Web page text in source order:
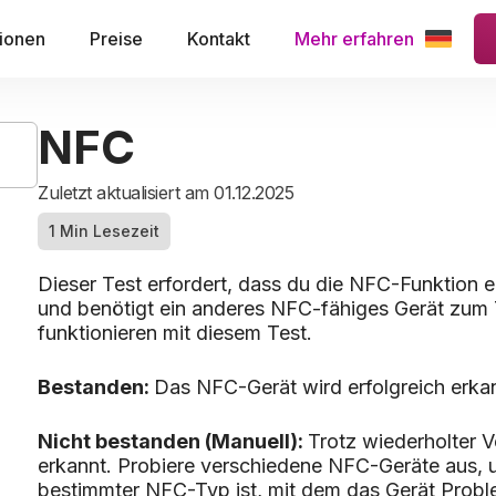
Preise Kontakt Mehr erfahren
NFC
Zuletzt aktualisiert am 01.12.2025
1 Min Lesezeit
Dieser Test erfordert, dass du die NFC-Funktion
und benötigt ein anderes NFC-fähiges Gerät
funktionieren mit diesem Test.
Bestanden: Das NFC-Gerät wird erfolgreich
Nicht bestanden (Manuell): Trotz wiederholter
erkannt. Probiere verschiedene NFC-Geräte aus,
bestimmter NFC-Typ ist, mit dem das Gerät